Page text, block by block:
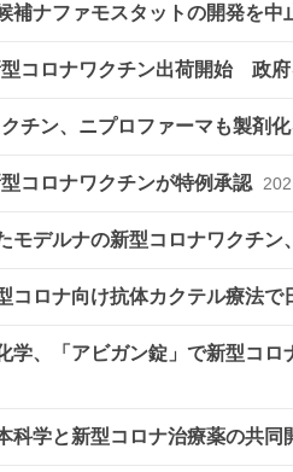
補ナファモスタットの開発を
コロナワクチン出荷開始 政
チン、ニプロファーマも製剤
コロナワクチンが特例承認
モデルナの新型コロナワクチ
コロナ向け抗体カクテル療法
学、「アビガン錠」で新型コ
科学と新型コロナ治療薬の共同